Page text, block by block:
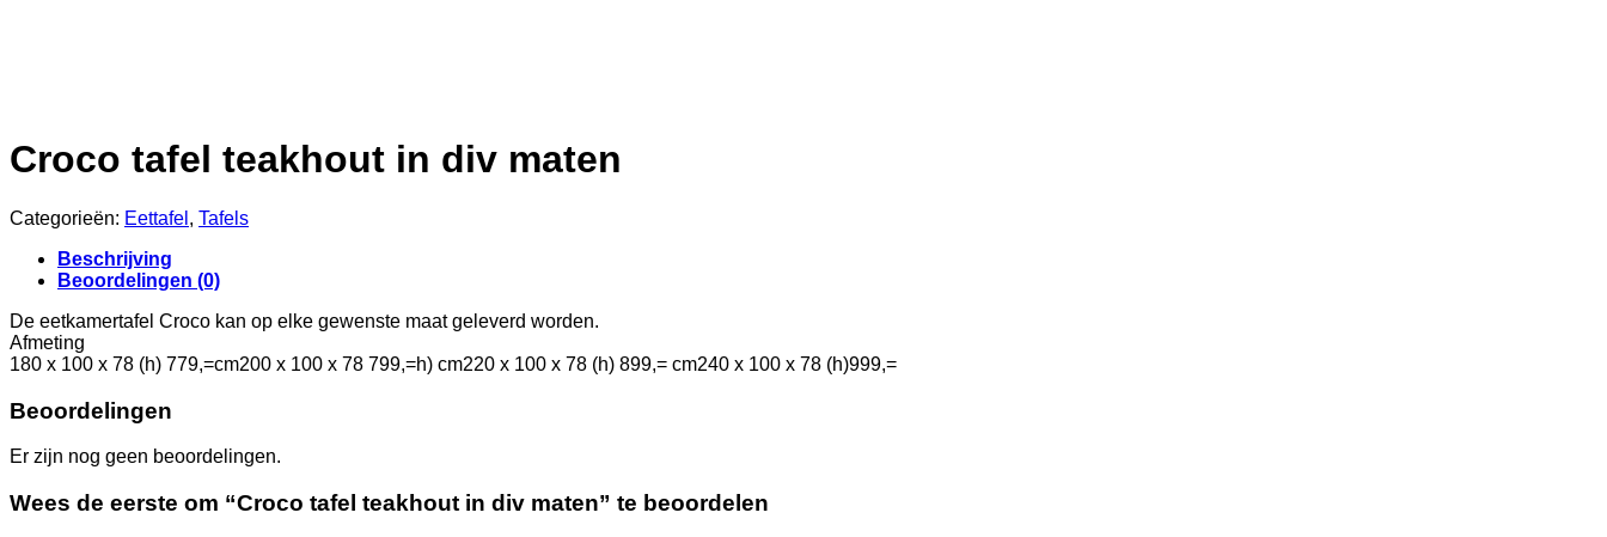
Croco tafel teakhout in div maten
Categorieën: Eettafel , Tafels
Beschrijving
Beoordelingen (0)
De eetkamertafel Croco kan op elke gewenste maat geleverd worden.
Afmeting
180 x 100 x 78 (h) 779,=cm200 x 100 x 78 799,=h) cm220 x 100 x 78 (h) 899,= cm240 x 100 x 78 (h)999,=
Beoordelingen
Er zijn nog geen beoordelingen.
Wees de eerste om “Croco tafel teakhout in div maten” te beoordelen